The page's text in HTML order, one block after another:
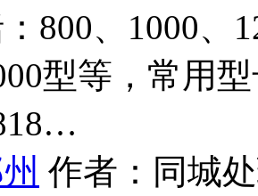
800、1000、
型等，常用
作者： 同城